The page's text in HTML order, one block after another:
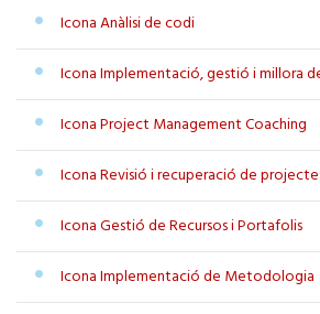
Icona Anàlisi de codi
Icona Implementació, gestió i millora
Icona Project Management Coaching
Icona Revisió i recuperació de
Icona Gestió de Recursos i Portafolis
Icona Implementació de Metodologia